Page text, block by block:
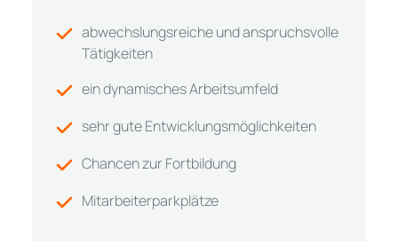
abwechslungsreiche und anspruchsvolle
Tätigkeiten
ein dynamisches Arbeitsumfeld
sehr gute Entwicklungsmöglichkeiten
Chancen zur Fortbildung
Mitarbeiterparkplätze